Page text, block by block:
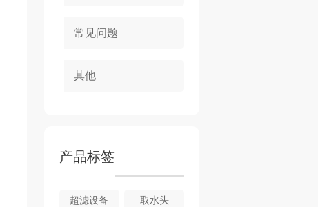
常见问题
其他
产品标签
超滤设备 取水头